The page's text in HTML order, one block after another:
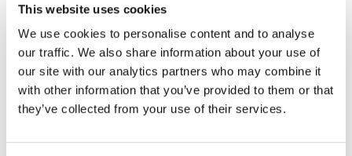
This website uses cookies
We use cookies to personalise content and to analyse
our traffic. We also share information about your use of
our site with our analytics partners who may combine it
with other information that you’ve provided to them or that
they’ve collected from your use of their services.
Terug-naar-werk-begeleiding na kanker
empathisch programma
Een holistische aanpak voor succesvolle re-integratie,
gericht op medewerkers én..
27 januari 2025